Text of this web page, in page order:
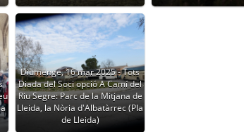
Diumenge, 16 mar 2025 - Tots
Diada del Soci opció A Camí del
Riu Segre: Parc de la Mitjana de
Lleida, la Nòria d'Albatàrrec (Pla
de Lleida)